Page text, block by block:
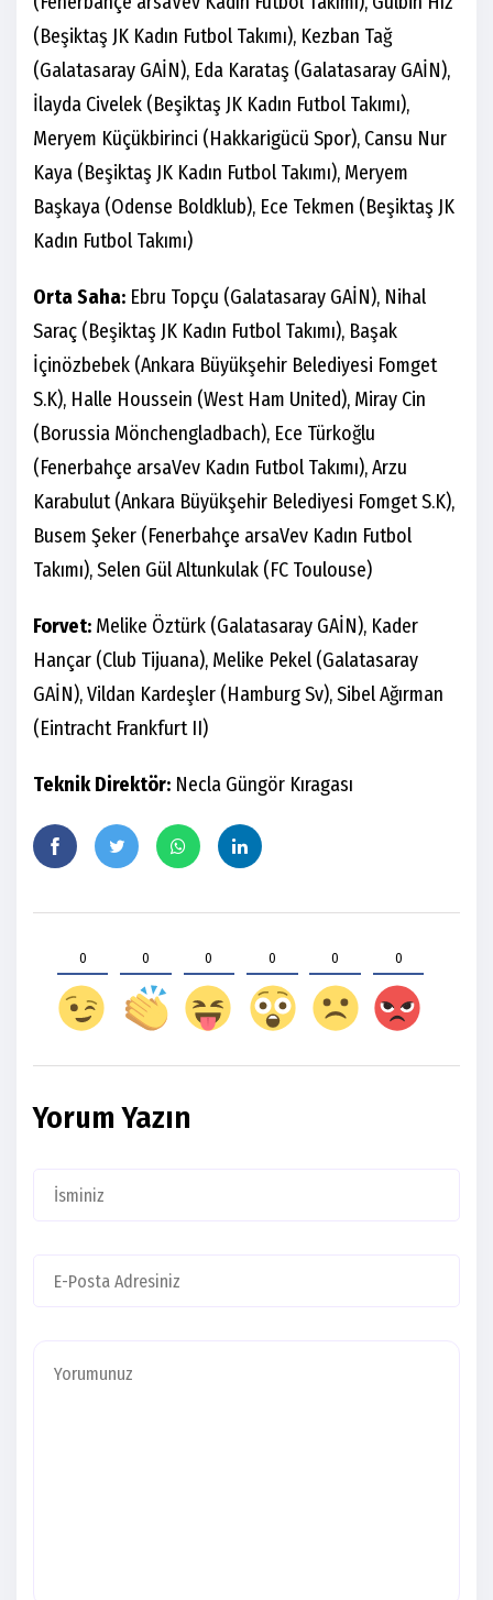
(Beşiktaş JK Kadın Futbol Takımı), Kezban Tağ
(Galatasaray GAİN), Eda Karataş (Galatasaray GAİN),
İlayda Civelek (Beşiktaş JK Kadın Futbol Takımı),
Meryem Küçükbirinci (Hakkarigücü Spor), Cansu Nur
Kaya (Beşiktaş JK Kadın Futbol Takımı), Meryem
Başkaya (Odense Boldklub), Ece Tekmen (Beşiktaş JK
Kadın Futbol Takımı)
Orta Saha: Ebru Topçu (Galatasaray GAİN), Nihal
Saraç (Beşiktaş JK Kadın Futbol Takımı), Başak
İçinözbebek (Ankara Büyükşehir Belediyesi Fomget
S.K), Halle Houssein (West Ham United), Miray Cin
(Borussia Mönchengladbach), Ece Türkoğlu
(Fenerbahçe arsaVev Kadın Futbol Takımı), Arzu
Karabulut (Ankara Büyükşehir Belediyesi Fomget S.K),
Busem Şeker (Fenerbahçe arsaVev Kadın Futbol
Takımı), Selen Gül Altunkulak (FC Toulouse)
Forvet: Melike Öztürk (Galatasaray GAİN), Kader
Hançar (Club Tijuana), Melike Pekel (Galatasaray
GAİN), Vildan Kardeşler (Hamburg Sv), Sibel Ağırman
(Eintracht Frankfurt II)
Teknik Direktör: Necla Güngör Kıragası
0 0 0 0 0 0
Yorum Yazın